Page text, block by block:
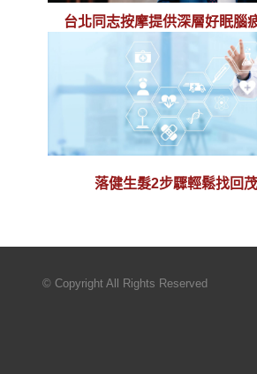
台北同志按摩提供深層好眠腦
落健生髮2步驟輕鬆找回
© Copyright All Rights Reserved